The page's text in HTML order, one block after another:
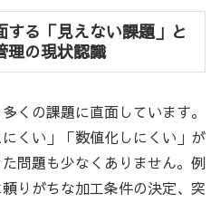
る「見えない課題」と
理の現状認識
くの課題に直面しています。
くい」「数値化しにくい」が
問題も少なくありません。例
りがちな加工条件の決定、突